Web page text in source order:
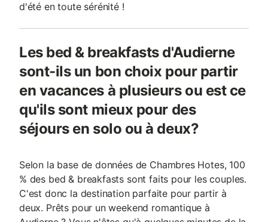
d'été en toute sérénité !
Les bed & breakfasts d'Audierne
sont-ils un bon choix pour partir
en vacances à plusieurs ou est ce
qu'ils sont mieux pour des
séjours en solo ou à deux?
Selon la base de données de Chambres Hotes, 100
% des bed & breakfasts sont faits pour les couples.
C'est donc la destination parfaite pour partir à
deux. Prêts pour un weekend romantique à